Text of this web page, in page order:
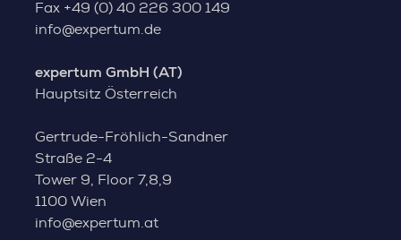
Fax +49 (0) 40 226 300 149
info@expertum.de
expertum GmbH (AT)
Hauptsitz Österreich
Gertrude-Fröhlich-Sandner
Straße 2-4
Tower 9, Floor 7,8,9
1100 Wien
info@expertum.at